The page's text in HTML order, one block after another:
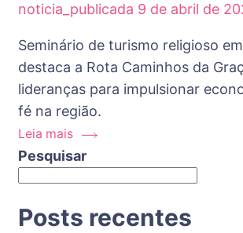
noticia_publicada 9 de abril de
Seminário de turismo religioso
destaca a Rota Caminhos da
lideranças para impulsionar
fé na região.
Leia mais
Pesquisar
Posts recentes